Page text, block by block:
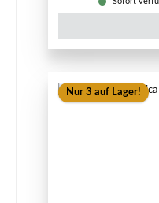
Nur 3 auf Lager!